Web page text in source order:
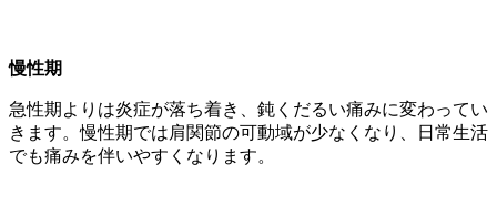
慢性期
急性期よりは炎症が落ち着き、鈍くだるい痛みに変わってい
きます。慢性期では肩関節の可動域が少なくなり、日常生活
でも痛みを伴いやすくなります。